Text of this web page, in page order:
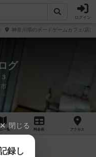
ログイン
神奈川県のボードゲームカフェ/店舗
グ
一覧 料金 表 アクセス
閉じる
録し